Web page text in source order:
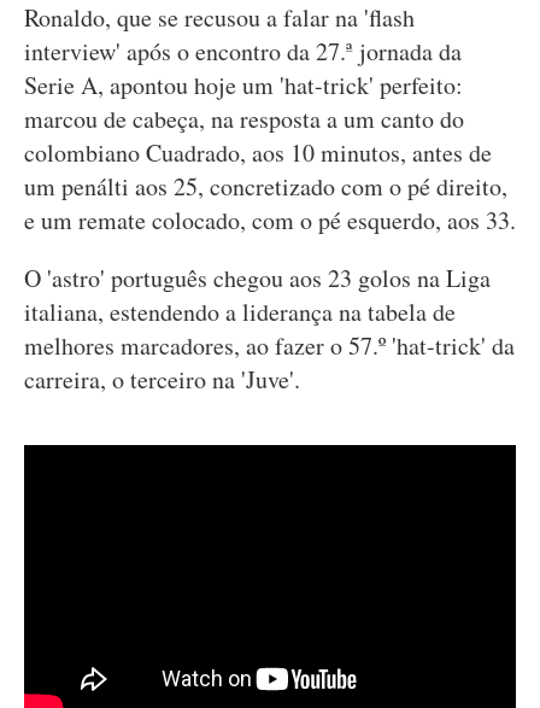
Ronaldo, que se recusou a falar na 'flash
interview' após o encontro da 27.ª jornada da
Serie A, apontou hoje um 'hat-trick' perfeito:
marcou de cabeça, na resposta a um canto do
colombiano Cuadrado, aos 10 minutos, antes de
um penálti aos 25, concretizado com o pé direito,
e um remate colocado, com o pé esquerdo, aos 33.
O 'astro' português chegou aos 23 golos na Liga
italiana, estendendo a liderança na tabela de
melhores marcadores, ao fazer o 57.º 'hat-trick' da
carreira, o terceiro na 'Juve'.